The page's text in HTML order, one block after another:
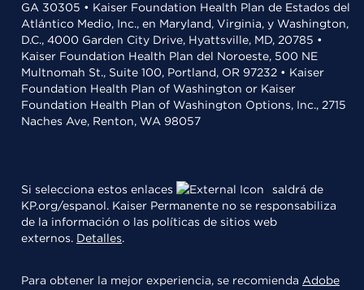
GA 30305 • Kaiser Foundation Health Plan de Estados del
Atlántico Medio, Inc., en Maryland, Virginia, y Washington,
D.C., 4000 Garden City Drive, Hyattsville, MD, 20785 •
Kaiser Foundation Health Plan del Noroeste, 500 NE
Multnomah St., Suite 100, Portland, OR 97232 • Kaiser
Foundation Health Plan of Washington or Kaiser
Foundation Health Plan of Washington Options, Inc., 2715
Naches Ave, Renton, WA 98057
Si selecciona estos enlaces
saldrá de
KP.org/espanol. Kaiser Permanente no se responsabiliza
de la información o las políticas de sitios web
externos. Detalles.
Para obtener la mejor experiencia, se recomienda Adobe